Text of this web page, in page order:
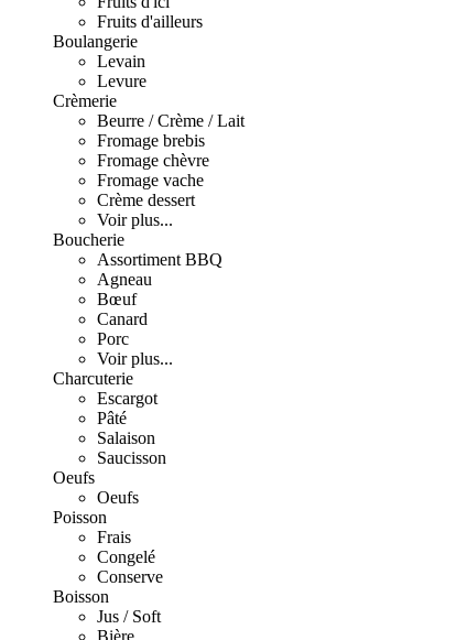
Fruits d'ailleurs
Boulangerie
Levain
Levure
Crèmerie
Beurre / Crème / Lait
Fromage brebis
Fromage chèvre
Fromage vache
Crème dessert
Voir plus...
Boucherie
Assortiment BBQ
Agneau
Bœuf
Canard
Porc
Voir plus...
Charcuterie
Escargot
Pâté
Salaison
Saucisson
Oeufs
Oeufs
Poisson
Frais
Congelé
Conserve
Boisson
Jus / Soft
Bière